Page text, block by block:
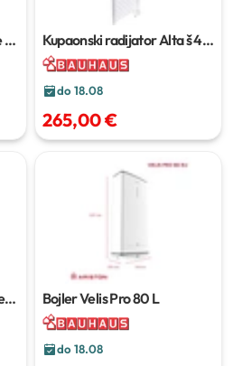
š
Kupaonski radijator Altaš 45
x v 137,4 cm
do 18.08
265,00 €
Bojler Velis Pro80 L
do 18.08